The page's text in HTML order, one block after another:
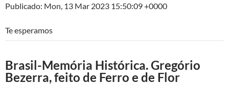
Publicado: Mon, 13 Mar 2023 15:50:09 +0000
Te esperamos
Brasil-Memória Histórica. Gregório
Bezerra, feito de Ferro e de Flor